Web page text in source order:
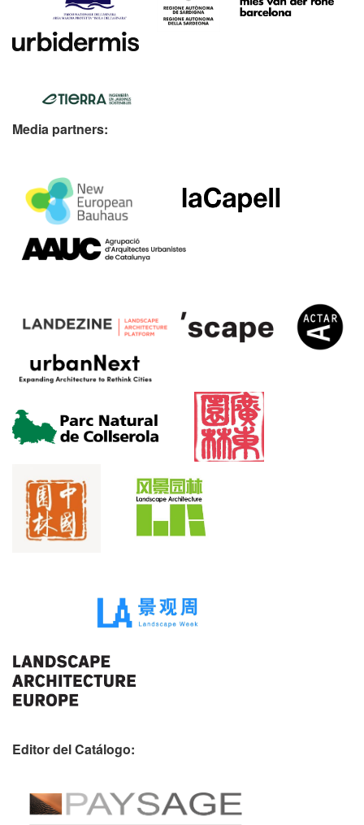
Media partners:
Editor del Catálogo: